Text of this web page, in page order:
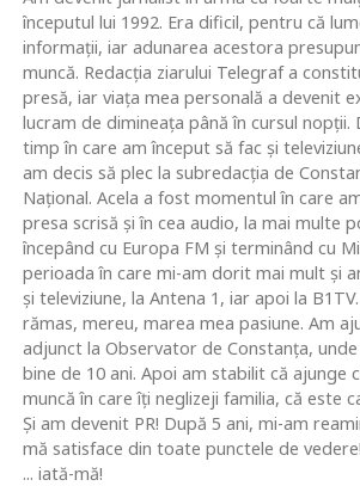
începutul lui 1992. Era dificil, pentru că
informaţii, iar adunarea acestora
muncă. Redacţia ziarului Telegraf a
presă, iar viaţa mea personală a devenit
lucram de dimineaţa până în cursul nopţii.
timp în care am început să fac şi
am decis să plec la subredacţia de
Naţional. Acela a fost momentul în care
presa scrisă şi în cea audio, la mai multe
începând cu Europa FM şi terminând cu
perioada în care mi-am dorit mai mult şi
şi televiziune, la Antena 1, iar apoi la
rămas, mereu, marea mea pasiune. Am
adjunct la Observator de Constanţa,
bine de 10 ani. Apoi am stabilit că ajunge
muncă în care îţi neglizeji familia, că este
Şi am devenit PR! După 5 ani, mi-am
mă satisface din toate punctele de
... iată-mă!